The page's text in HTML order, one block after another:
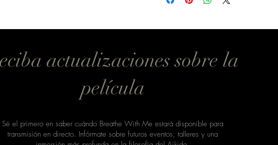
actualizaciones sobre la
película
Sé el primero en saber cuándo Breathe With Me estará disponible para
transmisión en directo. Infórmate sobre futuros eventos, talleres y una